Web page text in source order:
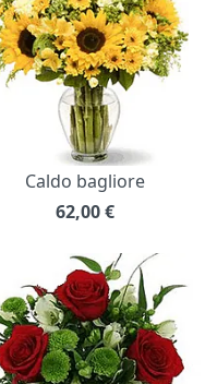
Caldo bagliore
62,00€